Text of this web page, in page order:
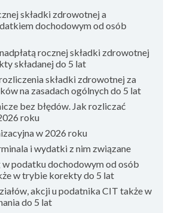
składki zdrowotnej a
dochodowym od osób
rocznej składki zdrowotnej
składanej do 5 lat
składki zdrowotnej za
na zasadach ogólnych do 5 lat
bez błędów. Jak rozliczać
roku
w 2026 roku
i wydatki z nim związane
w podatku dochodowym od osób
w trybie korekty do 5 lat
akcji u podatnika CIT także w
do 5 lat